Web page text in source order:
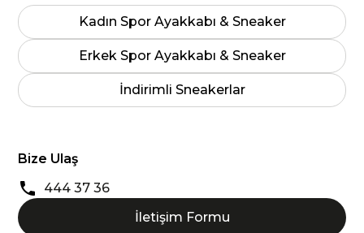
Kadın Spor Ayakkabı & Sneaker
Erkek Spor Ayakkabı & Sneaker
İndirimli Sneakerlar
Bize Ulaş
444 37 36
İletişim Formu